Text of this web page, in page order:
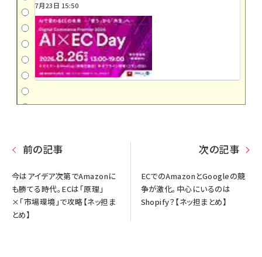
7月23日 15:50
前の記事
今はアイデア次第でAmazonに
も勝てる時代。ECは「原理」
×「市場環境」で攻略【ネッ担ま
とめ】
次の記事
ECでのAmazonとGoogleの競
争が激化。中心にいるのは
Shopify？【ネッ担まとめ】